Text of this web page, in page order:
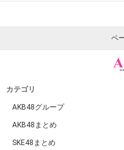
ペ
カテゴリ
AKB48グループ
AKB48まとめ
SKE48まとめ